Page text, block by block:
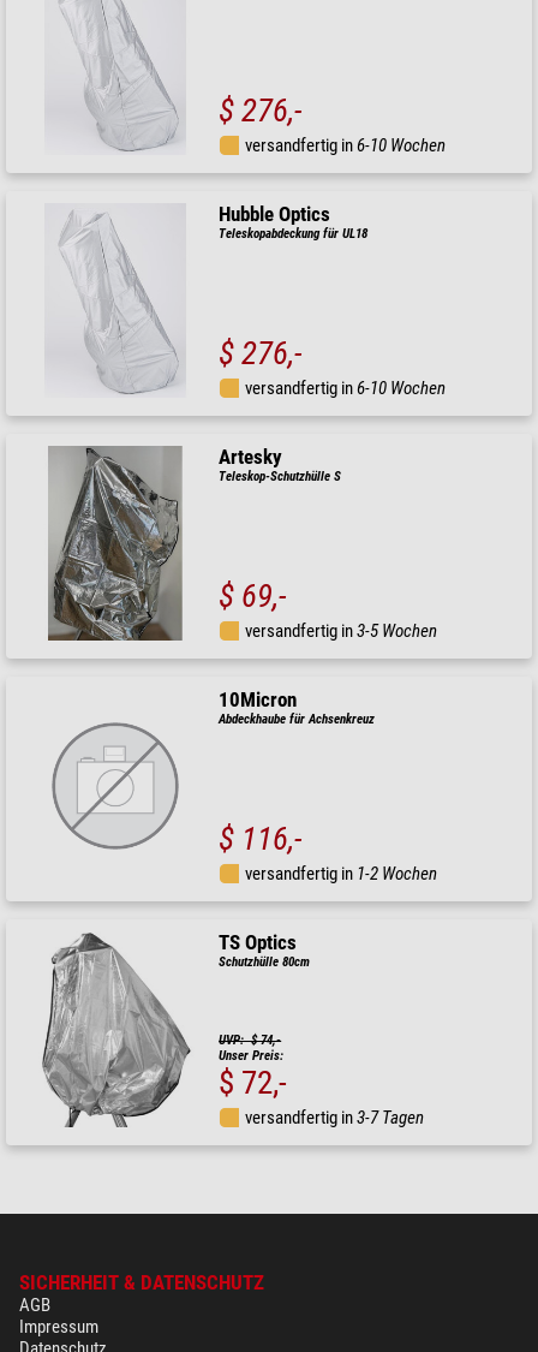
$ 276,-
versandfertig in6-10 Wochen
Hubble Optics
Teleskopabdeckung für UL18
$ 276,-
versandfertig in6-10 Wochen
Artesky
Teleskop-Schutzhülle S
$ 69,-
versandfertig in3-5 Wochen
10Micron
Abdeckhaube für Achsenkreuz
$ 116,-
versandfertig in 1-2 Wochen
TS Optics
Schutzhülle 80cm
UVP: $ 74,-
Unser Preis:
$ 72,-
versandfertig in3-7 Tagen
SICHERHEIT & DATENSCHUTZ
AGB
Impressum